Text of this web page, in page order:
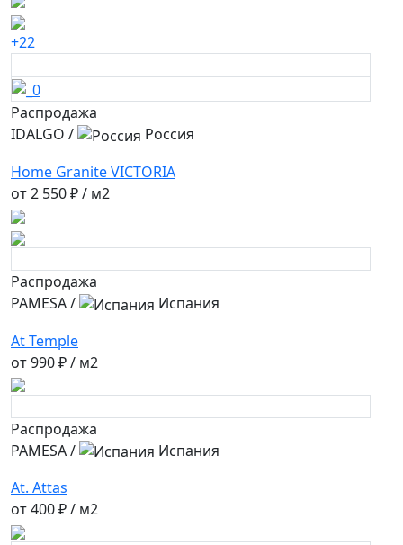
+22
Распродажа
IDALGO /
Россия
Home Granite VICTORIA
от2 550 ₽/ м2
Распродажа
PAMESA/
Испания
At Temple
от990 ₽/ м2
Распродажа
PAMESA/
Испания
At. Attas
от400 ₽/ м2